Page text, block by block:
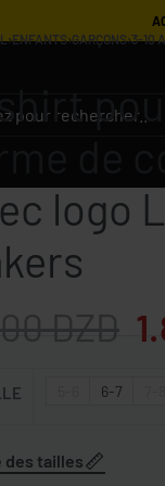
›ENFANTS›GARÇONS›3-10
logo
DZD
6-7
des tailles